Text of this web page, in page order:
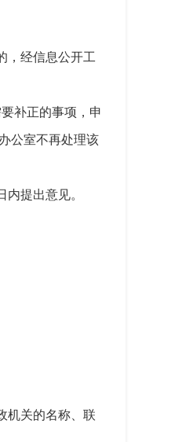
，经信息公开工
补正的事项，申
公室不再处理该
提出意见。
机关的名称、联